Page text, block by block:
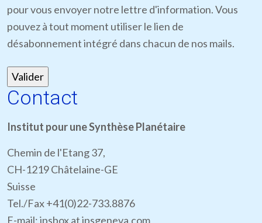
pour vous envoyer notre lettre d'information. Vous
pouvez à tout moment utiliser le lien de
désabonnement intégré dans chacun de nos mails.
Contact
Institut pour une Synthèse Planétaire
Chemin de l'Etang 37,
CH-1219 Châtelaine-GE
Suisse
Tel./Fax +41(0)22-733.8876
E-mail: ipsbox at ipsgeneva.com